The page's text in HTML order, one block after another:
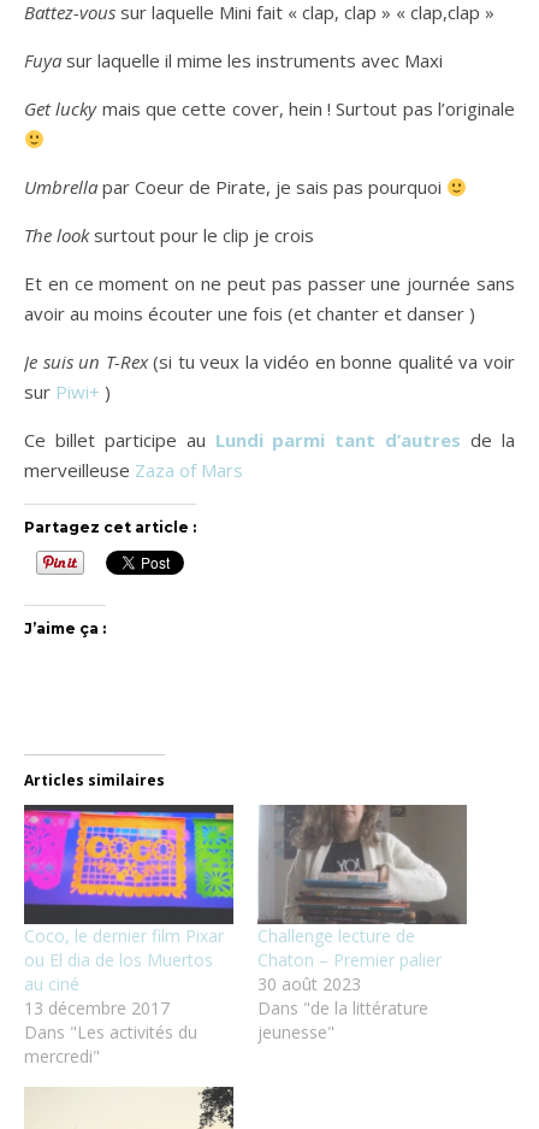
Battez-vous sur laquelle Mini fait « clap, clap » « clap,clap »
Fuya sur laquelle il mime les instruments avec Maxi
Get luckymais que cette cover, hein ! Surtout pas l’originale
Umbrella par Coeur de Pirate, je sais pas pourquoi
The look surtout pour le clip je crois
Et en ce moment on ne peut pas passer une journée sans
avoir au moins écouter une fois (et chanter et danser )
Je suis un T-Rex(si tu veux la vidéo en bonne qualité va voir
sur Piwi+ )
Ce billet participe au Lundi parmi tant d’autres de la
merveilleuse Zaza of Mars
Partagez cet article :
J’aime ça :
Articles similaires
Coco, le dernier film Pixar
ou El dia de los Muertos
au ciné
13 décembre 2017
Dans "Les activités du
mercredi"
Challenge lecture de
Chaton – Premier palier
30 août 2023
Dans "de la littérature
jeunesse"